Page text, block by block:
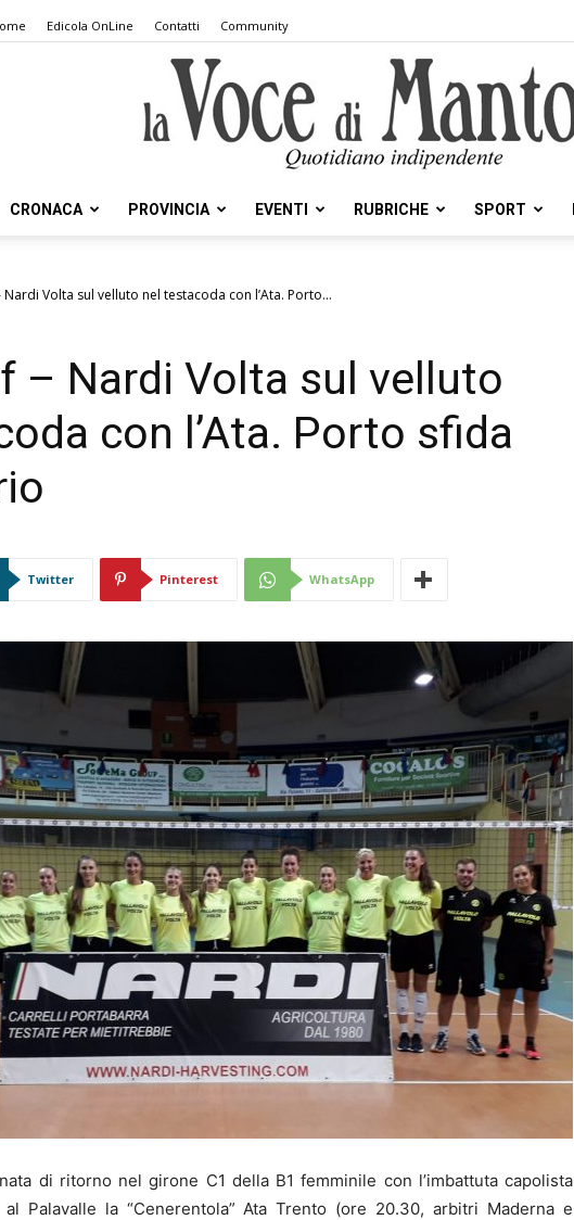
Edicola OnLine Contatti Community
Voce
Mantova
CRONACA PROVINCIA EVENTI RUBRICHE SPORT
Nardi Volta sul velluto nel testacoda con l’Ata. Porto...
– Nardi Volta sul velluto
con l’Ata. Porto sfida
Twitter Pinterest WhatsApp
di ritorno nel girone C1 della B1 femminile con l’imbattuta capolista
Palavalle la “Cenerentola” Ata Trento (ore 20.30, arbitri Maderna e